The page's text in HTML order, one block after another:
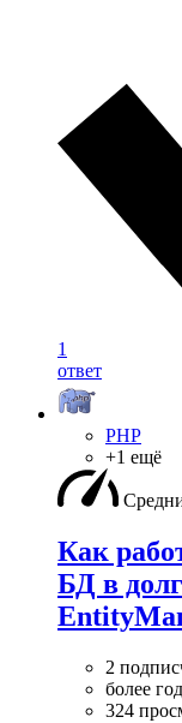
1
ответ
PHP
+1 ещё
Как
БД в
2
более
324